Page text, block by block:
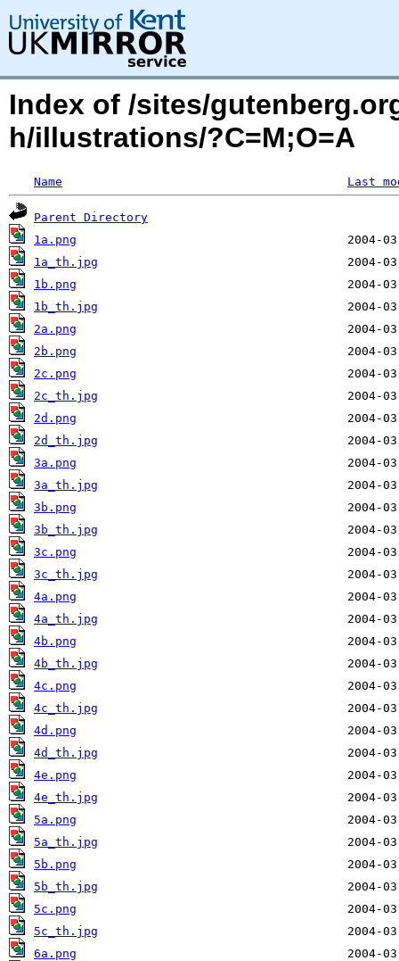
Index of /sites/
h/illustrations/?C=M;O=A
Name Last
Parent Directory
1a.png
1a_th.jpg
1b.png
1b_th.jpg
2a.png
2b.png
2c.png
2c_th.jpg
2d.png
2d_th.jpg
3a.png
3a_th.jpg
3b.png
3b_th.jpg
3c.png
3c_th.jpg
4a.png
4a_th.jpg
4b.png
4b_th.jpg
4c.png
4c_th.jpg
4d.png
4d_th.jpg
4e.png
4e_th.jpg
5a.png
5a_th.jpg
5b.png
5b_th.jpg
5c.png
5c_th.jpg
6a.png